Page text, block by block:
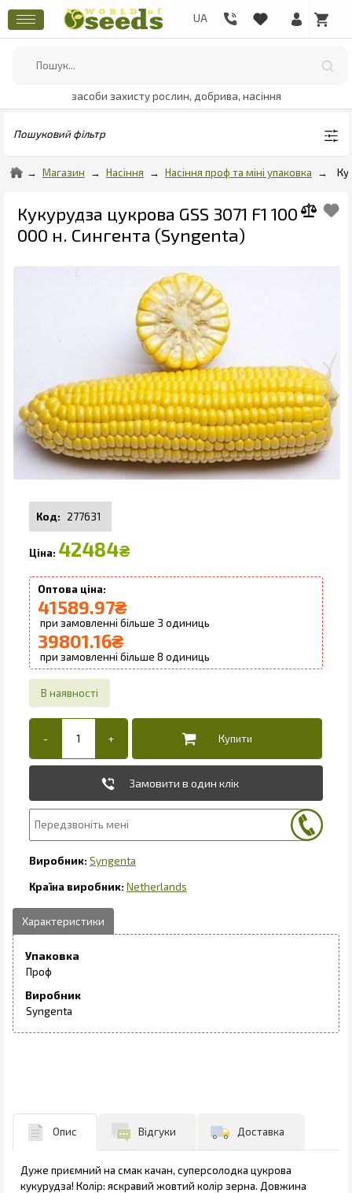
засоби захисту рослин, добрива, насіння
Пошуковий фільтр
Магазин Насіння Насіння проф та міні упаковка
Кукурудза цукрова GSS 3071 F1 100
000 н. Сингента (Syngenta)
277631
42484₴
41589.97₴
3
39801.16₴
8
Замовити в один клік
Syngenta
Netherlands
Упаковка
Проф
Виробник
Syngenta
Опис Відгуки Доставка
Дуже приємний на смак качан, суперсолодка цукрова
кукурудза! Колір: яскравий жовтий колір зерна. Довжина